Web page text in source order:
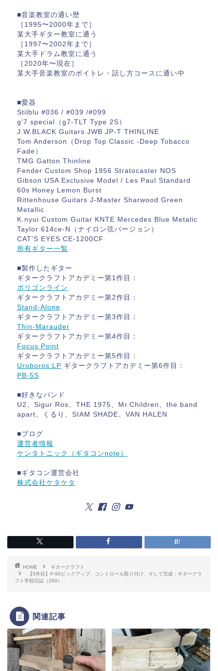
■音楽教室の通い歴
［1995〜2000年まで］
某大手ギター教室に通う
［1997〜2002年まで］
某大手ドラム教室に通う
［2020年〜現在］
某大手音楽教室のボイトレ・話し方コースに通い中
■愛器
Stilblu #036 / #039 /#099
g'7 special（g7-TLT Type 2S）
J.W.BLACK Guitars JWB JP-T THINLINE
Tom Anderson（Drop Top Classic -Deep Tobacco
Fade）
TMG Gatton Thinline
Fender Custom Shop 1956 Stratocaster NOS
Gibson USA Exclusive Model / Les Paul Standard
60s Honey Lemon Burst
Rittenhouse Guitars J-Master Sharwood Green
Metallic
K.nyui Custom Guitar KNTE Mercedes Blue Metalic
Taylor 614ce-N（ナイロン弦バージョン）
CAT'S EYES CE-1200CF
所有ギター一覧
■製作したギター
ギタークラフトアカデミー第1作目：
ポリゴンライン
ギタークラフトアカデミー第2作目：
Stand-Alone
ギタークラフトアカデミー第3作目：
Thin-Marauder
ギタークラフトアカデミー第4作目：
Focus Point
ギタークラフトアカデミー第5作目：
Uroboros LP ギタークラフトアカデミー第6作目：
PB-5S
■好きなバンド
U2、Sigur Ros、THE 1975、Mr.Children、the band
apart、くるり、SIAM SHADE、VAN HALEN
■ブログ
運営者情報
ケンタトニック（ギタコンnote）
■ギタコン運営会社
株式会社ケタケタ
HOME
ギタークラフト
【5作目】P-90ピックアップ、コントロール取り付け、そして完成：ギタークラ
フト学校日誌（269）
関連記事